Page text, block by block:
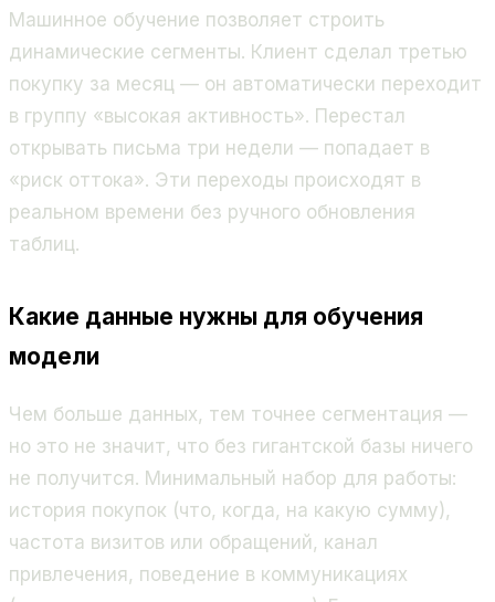
Машинное обучение позволяет строить
динамические сегменты. Клиент сделал третью
покупку за месяц — он автоматически переходит
в группу «высокая активность». Перестал
открывать письма три недели — попадает в
«риск оттока». Эти переходы происходят в
реальном времени без ручного обновления
таблиц.
Какие данные нужны для обучения
модели
Чем больше данных, тем точнее сегментация —
но это не значит, что без гигантской базы ничего
не получится. Минимальный набор для работы:
история покупок (что, когда, на какую сумму),
частота визитов или обращений, канал
привлечения, поведение в коммуникациях